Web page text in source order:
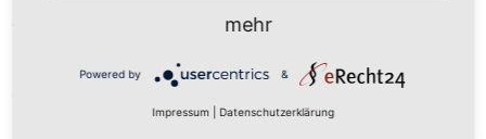
Tagen gar nicht schwer. Hepafast sättigt wirklich extrem gut. Ich nahm
und der Wille, weiterzumachen war da. Nach den 2 Wochen ersetzte ich
dann einen Shake pro Tag (abends) mit mylowcarb*-Mahlzeiten. Ich
bekam ausreichend Tipps, Ernährungspläne und Rezepte vom essteam.
mehr
Powered by &
Impressum Datenschutzerklärung